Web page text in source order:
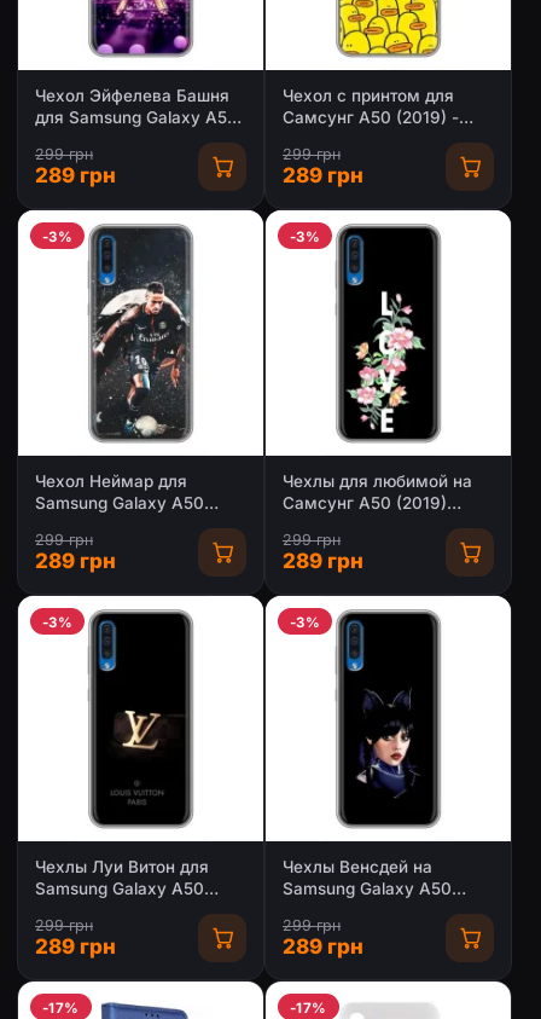
Чехол Эйфелева Башня
для Samsung Galaxy A50
(AlphaPrint)
299 грн
289 грн
Чехол с принтом для
Самсунг А50 (2019) -
(Прикольные) (AlphaPrint)
299 грн
289 грн
-3%
Чехол Неймар для
Samsung Galaxy A50
2019 (A505F) (AlphaPrint)
299 грн
289 грн
-3%
Чехлы для любимой на
Самсунг А50 (2019)
299 грн
289 грн
-3%
Чехлы Луи Витон для
Samsung Galaxy A50
2019 (A505F) (AlphaPrint -
LOUIS VUITTON)
299 грн
289 грн
-3%
Чехлы Венсдей на
Samsung Galaxy A50
2019 (A505F) Уэнсдей
(AlphaPrint)
299 грн
289 грн
-17% -17%